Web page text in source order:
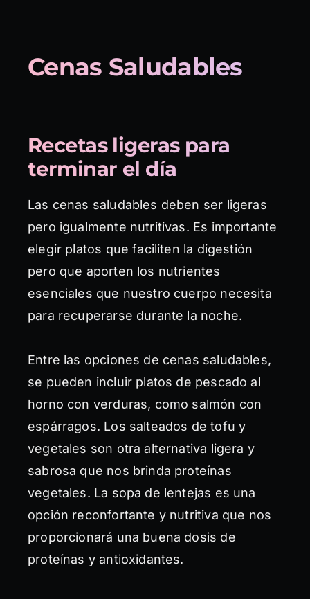
Cenas Saludables
Recetas ligeras para
terminar el día
Las cenas saludables deben ser ligeras
pero igualmente nutritivas. Es importante
elegir platos que faciliten la digestión
pero que aporten los nutrientes
esenciales que nuestro cuerpo necesita
para recuperarse durante la noche.
Entre las opciones de cenas saludables,
se pueden incluir platos de pescado al
horno con verduras, como salmón con
espárragos. Los salteados de tofu y
vegetales son otra alternativa ligera y
sabrosa que nos brinda proteínas
vegetales. La sopa de lentejas es una
opción reconfortante y nutritiva que nos
proporcionará una buena dosis de
proteínas y antioxidantes.